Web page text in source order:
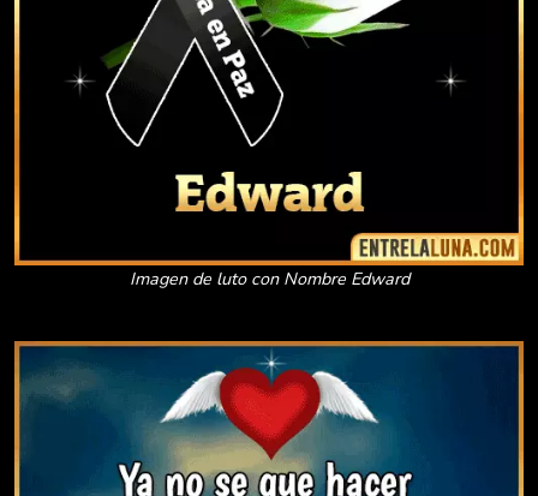
Imagen de luto con Nombre Edward